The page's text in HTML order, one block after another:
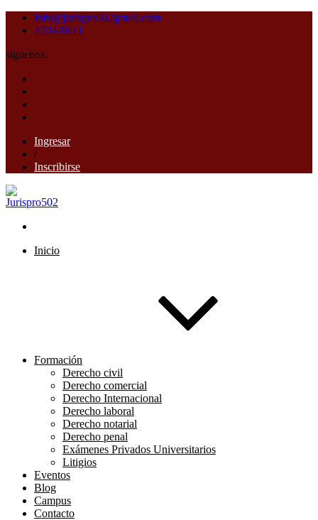
info@jurispro502gmail.com
4704-9611
síguenos:
Ingresar
/
Inscribirse
Inicio
Formación
Derecho civil
Derecho comercial
Derecho Internacional
Derecho laboral
Derecho notarial
Derecho penal
Exámenes Privados Universitarios
Litigios
Eventos
Blog
Campus
Contacto